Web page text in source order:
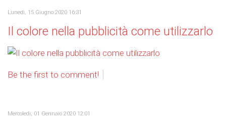
Lunedì, 15 Giugno 2020 16:31
Il colore nella pubblicità come utilizzarlo
Be the first to comment!
Mercoledì, 01 Gennaio 2020 12:01